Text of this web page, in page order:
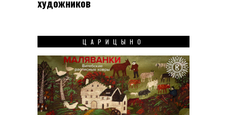
художников
ЦАРИЦЫНО